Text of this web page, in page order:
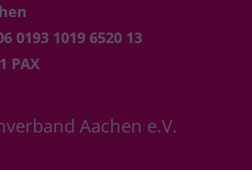
0193 1019 6520 13
PAX
Aachen e.V.